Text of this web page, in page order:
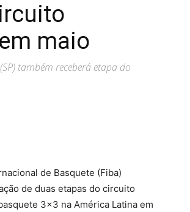
maio
também receberá etapa do
de Basquete (Fiba)
de duas etapas do circuito
3×3 na América Latina em